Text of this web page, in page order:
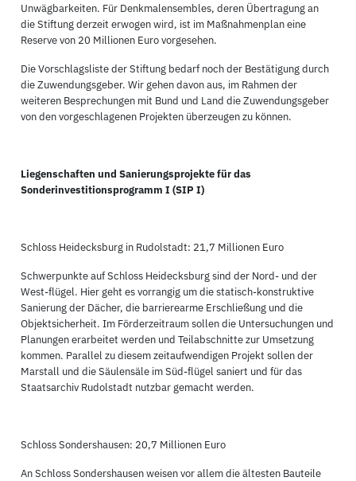
Unwägbarkeiten. Für Denkmalensembles, deren Übertragung an
die Stiftung derzeit erwogen wird, ist im Maßnahmenplan eine
Reserve von 20 Millionen Euro vorgesehen.
Die Vorschlagsliste der Stiftung bedarf noch der Bestätigung durch
die Zuwendungsgeber. Wir gehen davon aus, im Rahmen der
weiteren Besprechungen mit Bund und Land die Zuwendungsgeber
von den vorgeschlagenen Projekten überzeugen zu können.
Liegenschaften und Sanierungsprojekte für das
Sonderinvestitionsprogramm I (SIP I)
Schloss Heidecksburg in Rudolstadt: 21,7 Millionen Euro
Schwerpunkte auf Schloss Heidecksburg sind der Nord- und der
West-flügel. Hier geht es vorrangig um die statisch-konstruktive
Sanierung der Dächer, die barrierearme Erschließung und die
Objektsicherheit. Im Förderzeitraum sollen die Untersuchungen und
Planungen erarbeitet werden und Teilabschnitte zur Umsetzung
kommen. Parallel zu diesem zeitaufwendigen Projekt sollen der
Marstall und die Säulensäle im Süd-flügel saniert und für das
Staatsarchiv Rudolstadt nutzbar gemacht werden.
Schloss Sondershausen: 20,7 Millionen Euro
An Schloss Sondershausen weisen vor allem die ältesten Bauteile